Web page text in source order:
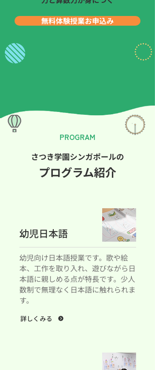
無料体験授業お申込み
PROGRAM
さつき学園シンガポールの
プログラム紹介
幼児日本語
幼児向け日本語授業です。歌や絵
本、工作を取り入れ、遊びながら日
本語に親しめる点が特長です。少人
数制で無理なく日本語に触れられま
す。
詳しくみる